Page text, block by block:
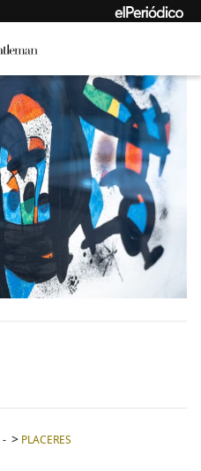
- PLACERES